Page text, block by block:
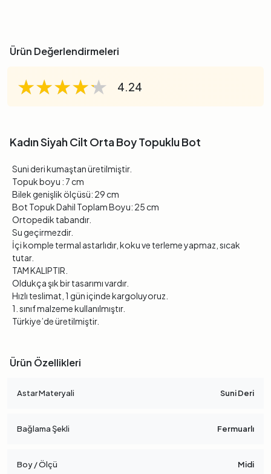
Ürün Değerlendirmeleri
★★★★★
★★★★★
★★★★★ 4.24
Kadın Siyah Cilt Orta Boy Topuklu Bot
Suni deri kumaştan üretilmiştir.
Topuk boyu : 7 cm
Bilek genişlik ölçüsü: 29 cm
Bot Topuk Dahil Toplam Boyu: 25 cm
Ortopedik tabandır.
Su geçirmezdir.
İçi komple termal astarlıdır, koku ve terleme yapmaz, sıcak
tutar.
TAM KALIPTIR.
Oldukça şık bir tasarımı vardır.
Hızlı teslimat, 1 gün içinde kargoluyoruz.
1. sınıf malzeme kullanılmıştır.
Türkiye’de üretilmiştir.
Ürün Özellikleri
Astar Materyali Suni Deri
Bağlama Şekli Fermuarlı
Boy / Ölçü Midi